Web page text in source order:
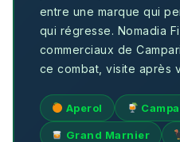
entre une marque qui
qui régresse. Nomadia
commerciaux de
ce combat, visite après
Aperol
Grand Marnier